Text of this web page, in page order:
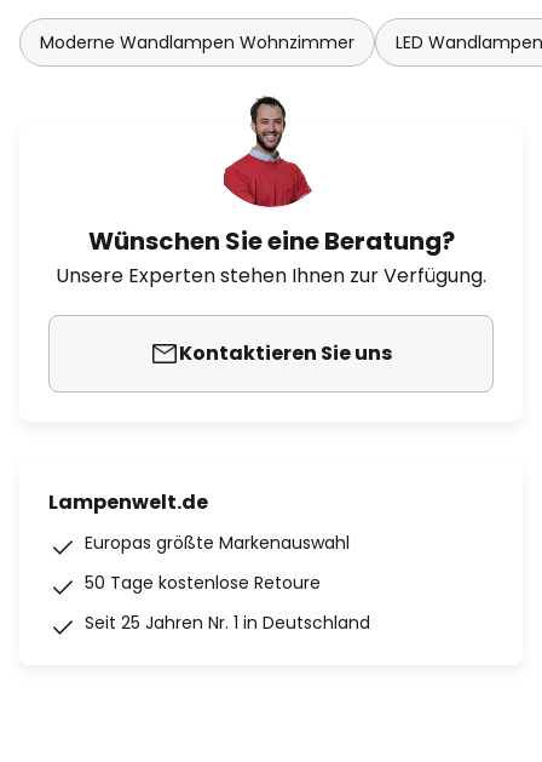
Moderne Wandlampen Wohnzimmer LED
Wünschen Sie eine Beratung?
Unsere Experten stehen Ihnen zur Verfügung.
Kontaktieren Sie uns
Lampenwelt.de
Europas größte Markenauswahl
50 Tage kostenlose Retoure
Seit 25 Jahren Nr. 1 in Deutschland